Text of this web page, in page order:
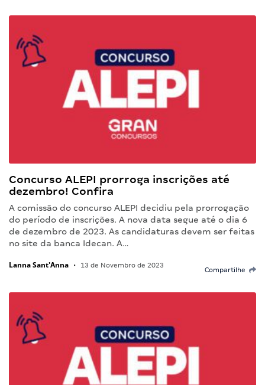
Concurso ALEPI prorroga inscrições até
dezembro! Confira
A comissão do concurso ALEPI decidiu pela prorrogação
do período de inscrições. A nova data segue até o dia 6
de dezembro de 2023. As candidaturas devem ser feitas
no site da banca Idecan. A…
Lanna Sant'Anna • 13 de Novembro de 2023
Compartilhe